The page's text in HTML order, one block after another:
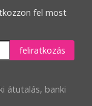
fel most
feliratkozás
átutalás, banki